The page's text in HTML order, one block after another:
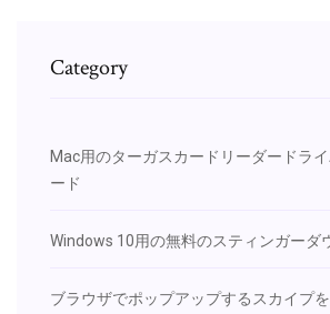
Category
Mac用のターガスカードリーダードラ
ード
Windows 10用の無料のスティンガーダ
ブラウザでポップアップするスカイプ